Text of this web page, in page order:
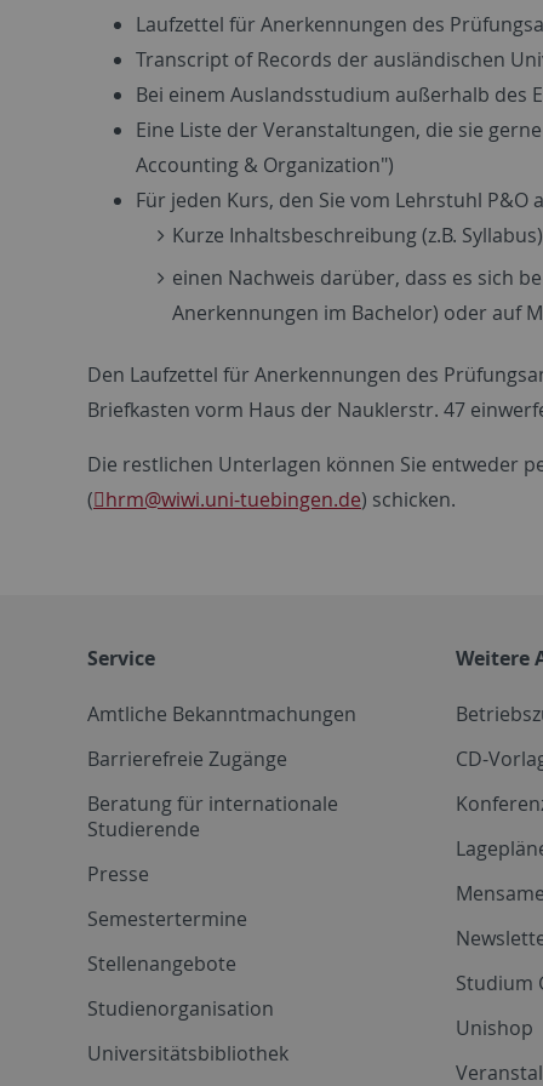
Laufzettel für Anerkennungen des
Transcript of Records der ausländischen
Bei einem Auslandsstudium außerhalb des
Eine Liste der Veranstaltungen, die sie
Accounting & Organization")
Für jeden Kurs, den Sie vom Lehrstuhl
Kurze Inhaltsbeschreibung (z.B. Syllabus)
einen Nachweis darüber, dass es sich
Anerkennungen im Bachelor) oder auf
Den Laufzettel für Anerkennungen des
Briefkasten vorm Haus der Nauklerstr. 47
Die restlichen Unterlagen können Sie entweder
( hrm@wiwi.uni-tuebingen.de) schicken.
Service
Amtliche Bekanntmachungen
Barrierefreie Zugänge
Beratung für internationale
Studierende
Presse
Semestertermine
Stellenangebote
Studienorganisation
Universitätsbibliothek
Weitere
CD-
Studium
Unishop